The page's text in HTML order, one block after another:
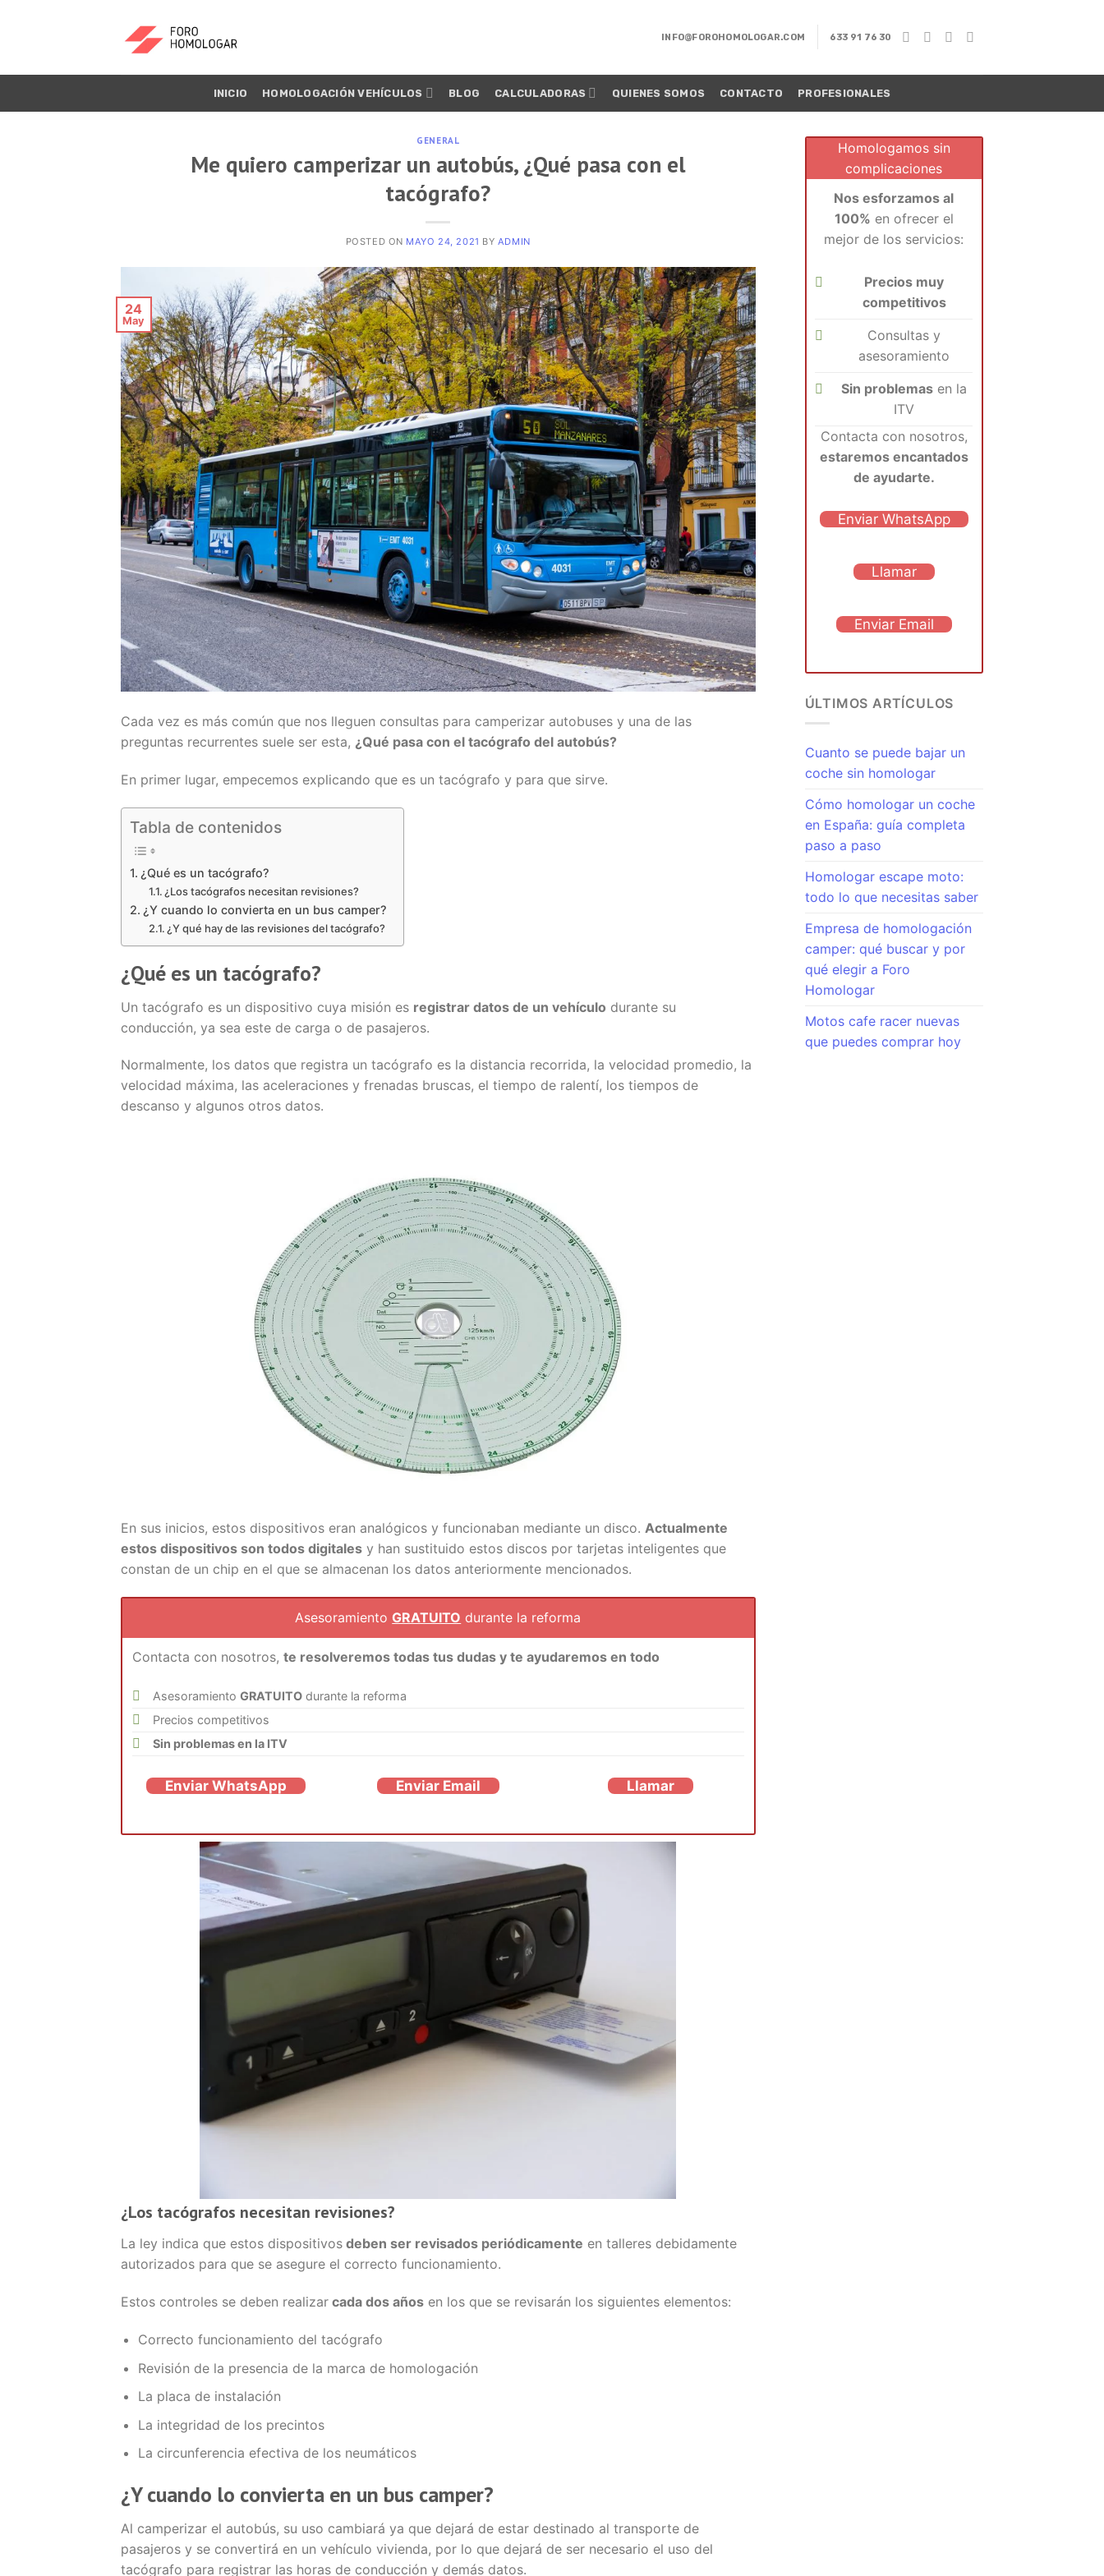
INFO@FOROHOMOLOGAR.COM 633 91 76 30
INICIO HOMOLOGACIÓN VEHÍCULOS BLOG CALCULADORAS QUIENES SOMOS CONTACTO PROFESIONALES
GENERAL
Me quiero camperizar un autobús, ¿Qué pasa con el
tacógrafo?
POSTED ON MAYO 24, 2021 BY ADMIN
24
May
Cada vez es más común que nos lleguen consultas para camperizar autobuses y una de las
preguntas recurrentes suele ser esta, ¿Qué pasa con el tacógrafo del autobús?
En primer lugar, empecemos explicando que es un tacógrafo y para que sirve.
Tabla de contenidos
¿Qué es un tacógrafo?
¿Los tacógrafos necesitan revisiones?
¿Y cuando lo convierta en un bus camper?
¿Y qué hay de las revisiones del tacógrafo?
¿Qué es un tacógrafo?
Un tacógrafo es un dispositivo cuya misión es registrar datos de un vehículo durante su
conducción, ya sea este de carga o de pasajeros.
Normalmente, los datos que registra un tacógrafo es la distancia recorrida, la velocidad promedio, la
velocidad máxima, las aceleraciones y frenadas bruscas, el tiempo de ralentí, los tiempos de
descanso y algunos otros datos.
En sus inicios, estos dispositivos eran analógicos y funcionaban mediante un disco. Actualmente
estos dispositivos son todos digitales y han sustituido estos discos por tarjetas inteligentes que
constan de un chip en el que se almacenan los datos anteriormente mencionados.
AsesoramientoGRATUITO durante la reforma
Contacta con nosotros, te resolveremos todas tus dudas y te ayudaremos en todo
Asesoramiento GRATUITOdurante la reforma
Precios competitivos
Sin problemas en la ITV
Enviar WhatsApp Enviar Email Llamar
¿Los tacógrafos necesitan revisiones?
La ley indica que estos dispositivos deben ser revisados periódicamente en talleres debidamente
autorizados para que se asegure el correcto funcionamiento.
Estos controles se deben realizar cada dos años en los que se revisarán los siguientes elementos:
Correcto funcionamiento del tacógrafo
Revisión de la presencia de la marca de homologación
La placa de instalación
La integridad de los precintos
La circunferencia efectiva de los neumáticos
¿Y cuando lo convierta en un bus camper?
Al camperizar el autobús, su uso cambiará ya que dejará de estar destinado al transporte de
pasajeros y se convertirá en un vehículo vivienda, por lo que dejará de ser necesario el uso del
tacógrafo para registrar las horas de conducción y demás datos.
Homologamos sin
complicaciones
Nos esforzamos al
100% en ofrecer el
mejor de los servicios:
Precios muy
competitivos
Consultas y
asesoramiento
Sin problemas en la
ITV
Contacta con nosotros,
estaremos encantados
de ayudarte.
Enviar WhatsApp
Llamar
Enviar Email
ÚLTIMOS ARTÍCULOS
Cuanto se puede bajar un
coche sin homologar
Cómo homologar un coche
en España: guía completa
paso a paso
Homologar escape moto:
todo lo que necesitas saber
Empresa de homologación
camper: qué buscar y por
qué elegir a Foro
Homologar
Motos cafe racer nuevas
que puedes comprar hoy